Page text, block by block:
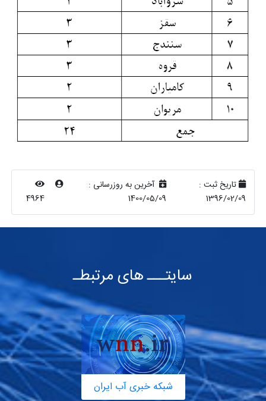
تاریخ ثبت :
1396/02/09
آخرین به روزرسانی :
1400/05/09
4964
سایتـــ های مرتبطـ
شبکه خبری آب ایران